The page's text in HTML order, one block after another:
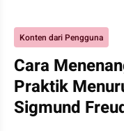
Konten dari Pengguna
Cara
Praktik
Sigmund